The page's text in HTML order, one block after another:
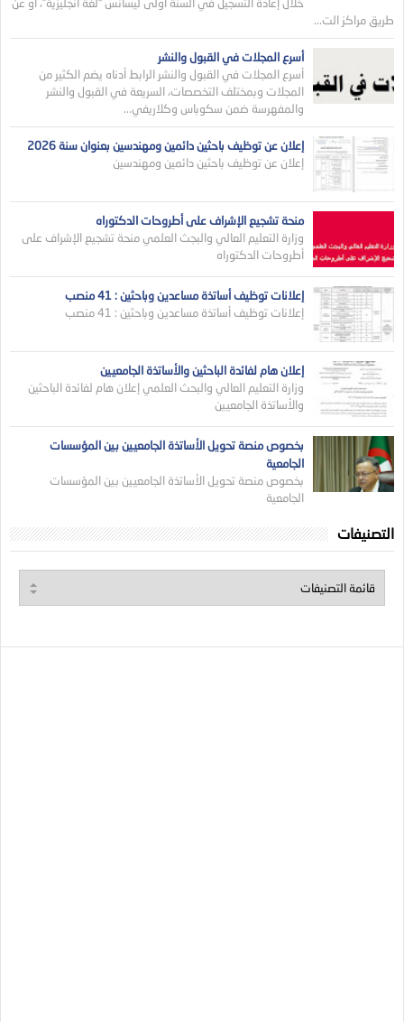
طريق مراكز الت...
أسرع المجلات في القبول والنشر
أسرع المجلات في القبول والنشر الرابط أدناه يضم الكثير من
المجلات وبمختلف التخصصات، السريعة في القبول والنشر
والمفهرسة ضمن سكوباس وكلاريفي...
إعلان عن توظيف باحثين دائمين ومهندسين بعنوان سنة 2026
إعلان عن توظيف باحثين دائمين ومهندسين
منحة تشجيع الإشراف على أطروحات الدكتوراه
وزارة التعليم العالي والبجث العلمي منحة تشجيع الإشراف على
أطروحات الدكتوراه
إعلانات توظيف أساتذة مساعدين وباحثين : 41 منصب
إعلانات توظيف أساتذة مساعدين وباحثين : 41 منصب
إعلان هام لفائدة الباحثين والأساتذة الجامعيين
وزارة التعليم العالي والبحث العلمي إعلان هام لفائدة الباحثين
والأساتذة الجامعيين
بخصوص منصة تحويل الأساتذة الجامعيين بين المؤسسات
الجامعية
بخصوص منصة تحويل الأساتذة الجامعيين بين المؤسسات
الجامعية
التصنيفات